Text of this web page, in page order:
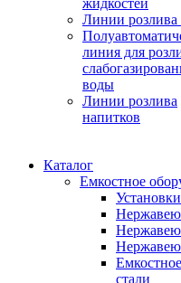
жидкостей
Линии
линия для
воды
Линии розлива
напитков
Каталог
Емкостное
стали